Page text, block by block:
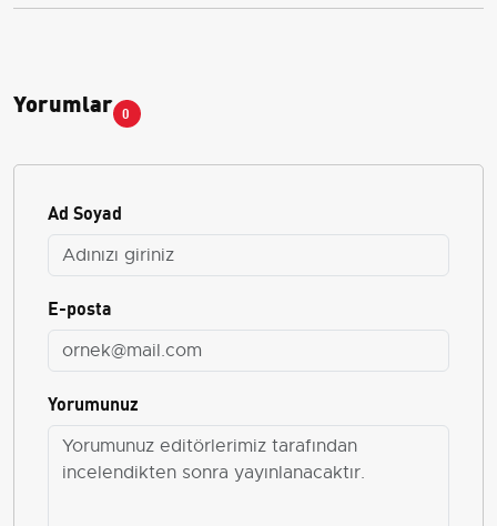
Yorumlar 0
Ad Soyad
E-posta
Yorumunuz